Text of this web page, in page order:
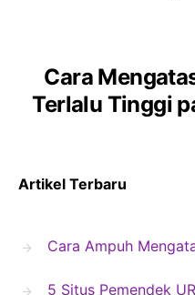
Cara
Terlalu Tinggi
Artikel Terbaru
Cara Ampuh
5 Situs Pemendek